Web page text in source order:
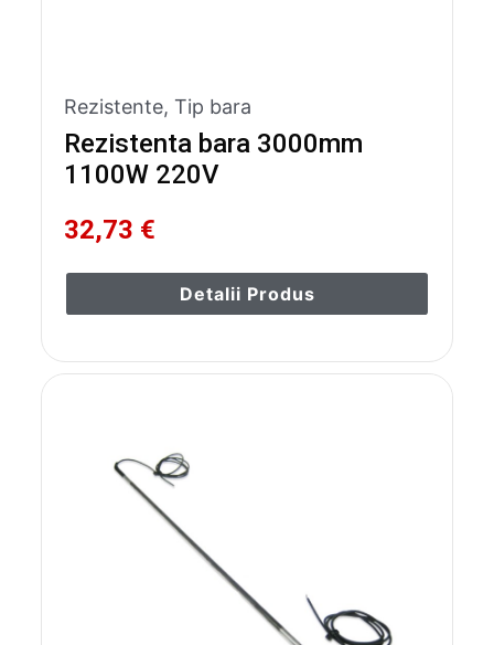
Rezistente,Tip bara
Rezistenta bara 3000mm
1100W 220V
32,73 €
Detalii Produs